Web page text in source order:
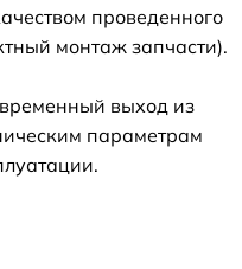
проведенного
монтаж запчасти).
выход из
параметрам